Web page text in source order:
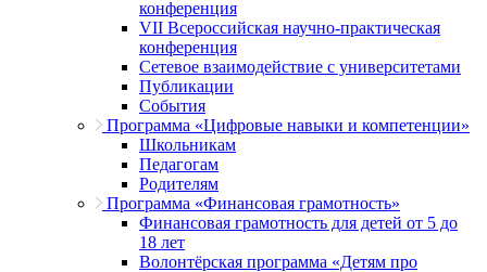
конференция
VII Всероссийская научно-практическая
конференция
Сетевое взаимодействие с университетами
Публикации
События
Программа «Цифровые навыки и компетенции»
Школьникам
Педагогам
Родителям
Программа «Финансовая грамотность»
Финансовая грамотность для детей от 5 до
18 лет
Волонтёрская программа «Детям про